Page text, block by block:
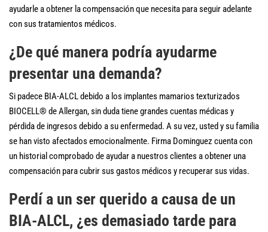
ayudarle a obtener la compensación que necesita para seguir adelante
con sus tratamientos médicos.
¿De qué manera podría ayudarme
presentar una demanda?
Si padece BIA-ALCL debido a los implantes mamarios texturizados
BIOCELL® de Allergan, sin duda tiene grandes cuentas médicas y
pérdida de ingresos debido a su enfermedad. A su vez, usted y su familia
se han visto afectados emocionalmente. Firma Dominguez cuenta con
un historial comprobado de ayudar a nuestros clientes a obtener una
compensación para cubrir sus gastos médicos y recuperar sus vidas.
Perdí a un ser querido a causa de un
BIA-ALCL, ¿es demasiado tarde para